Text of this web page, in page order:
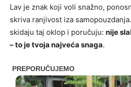
Lav je znak koji voli snažno,
skriva ranjivost iza
skidaju taj oklop i poručuju: nije
– to je tvoja najveća snaga.